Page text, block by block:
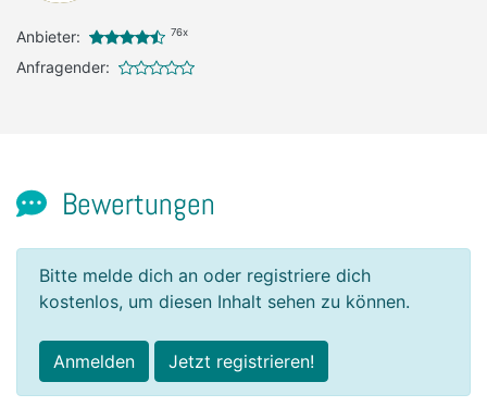
Anbieter: 76x
Anfragender:
Bewertungen
Bitte melde dich an oder registriere dich
kostenlos, um diesen Inhalt sehen zu können.
Anmelden Jetzt registrieren!